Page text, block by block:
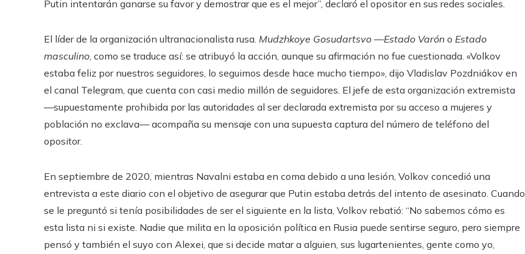
Putin intentarán ganarse su favor y demostrar que es el mejor”, declaró el opositor en sus redes sociales.
El líder de la organización ultranacionalista rusa. Mudzhkoye Gosudartsvo —Estado Varón o Estado
masculino, como se traduce así: se atribuyó la acción, aunque su afirmación no fue cuestionada. «Volkov
estaba feliz por nuestros seguidores, lo seguimos desde hace mucho tiempo», dijo Vladislav Pozdniákov en
el canal Telegram, que cuenta con casi medio millón de seguidores. El jefe de esta organización extremista
—supuestamente prohibida por las autoridades al ser declarada extremista por su acceso a mujeres y
población no exclava— acompaña su mensaje con una supuesta captura del número de teléfono del
opositor.
En septiembre de 2020, mientras Navalni estaba en coma debido a una lesión, Volkov concedió una
entrevista a este diario con el objetivo de asegurar que Putin estaba detrás del intento de asesinato. Cuando
se le preguntó si tenía posibilidades de ser el siguiente en la lista, Volkov rebatió: “No sabemos cómo es
esta lista ni si existe. Nadie que milita en la oposición política en Rusia puede sentirse seguro, pero siempre
pensó y también el suyo con Alexei, que si decide matar a alguien, sus lugartenientes, gente como yo,